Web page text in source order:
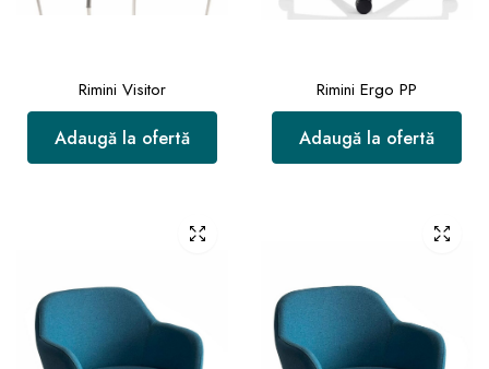
Rimini Visitor
Adaugă la ofertă
Rimini Ergo PP
Adaugă la ofertă